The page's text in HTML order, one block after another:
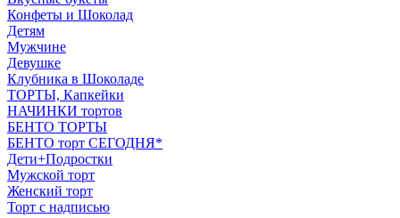
Конфеты и Шоколад
Детям
Мужчине
Девушке
Клубника в Шоколаде
ТОРТЫ, Капкейки
НАЧИНКИ тортов
БЕНТО ТОРТЫ
БЕНТО торт СЕГОДНЯ*
Дети+Подростки
Мужской торт
Женский торт
Торт с надписью